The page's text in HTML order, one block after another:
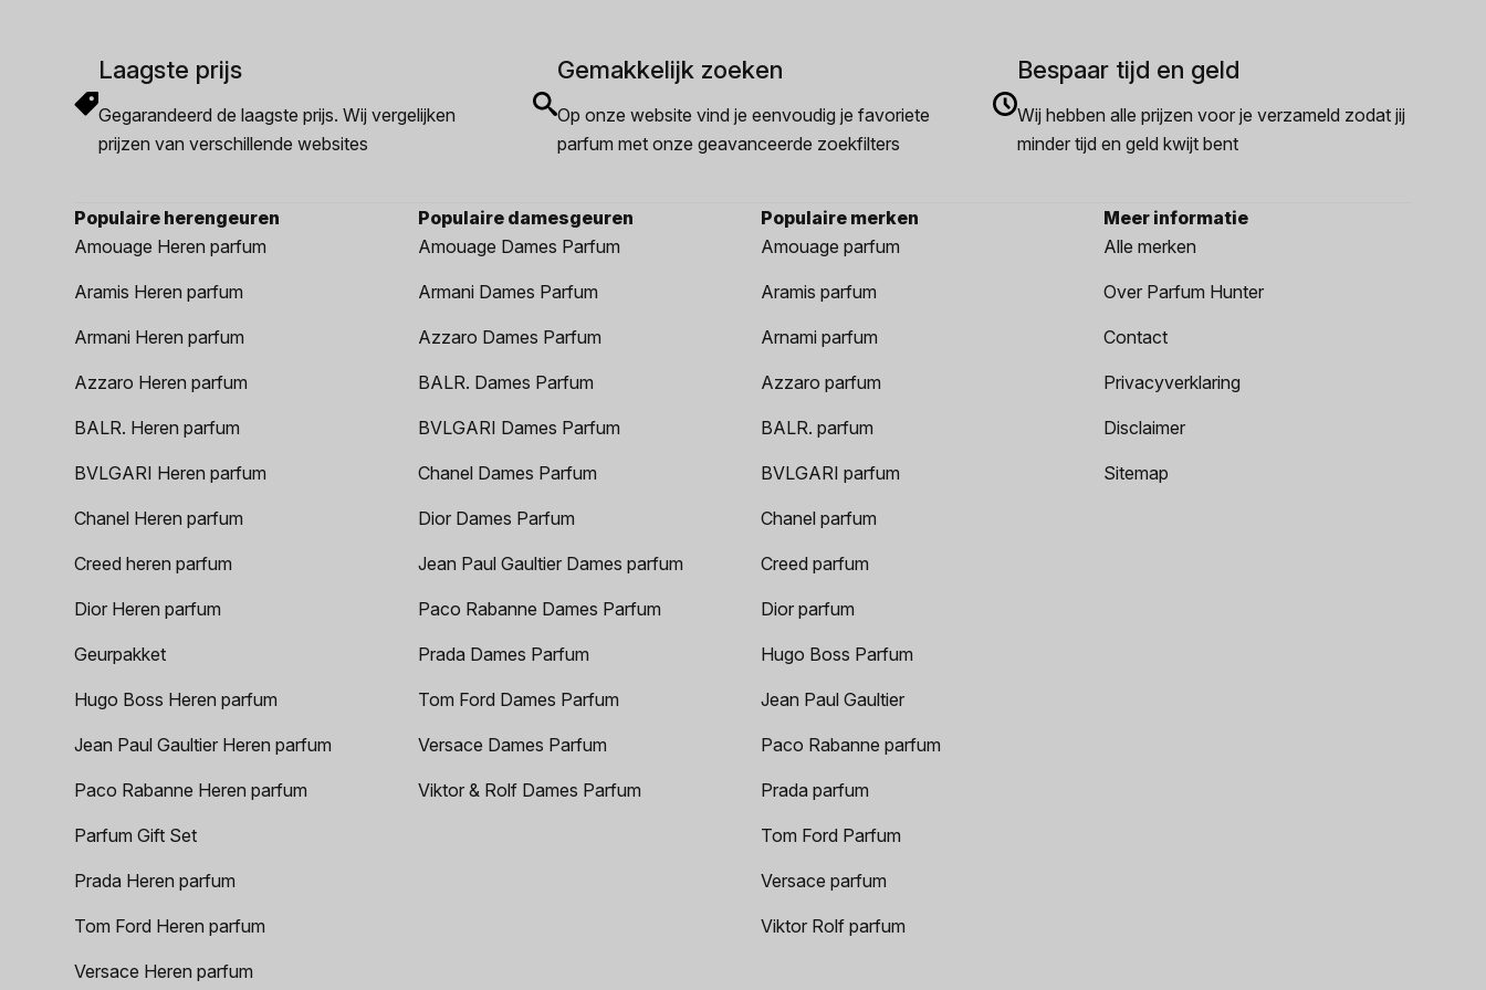
Laagste prijs
Gegarandeerd de laagste prijs. Wij vergelijken
prijzen van verschillende websites
Gemakkelijk zoeken
Op onze website vind je eenvoudig je favoriete
parfum met onze geavanceerde zoekfilters
Bespaar tijd en geld
Wij hebben alle prijzen voor je verzameld zodat jij
minder tijd en geld kwijt bent
Populaire herengeuren
Amouage Heren parfum
Aramis Heren parfum
Armani Heren parfum
Azzaro Heren parfum
BALR. Heren parfum
BVLGARI Heren parfum
Chanel Heren parfum
Creed heren parfum
Dior Heren parfum
Geurpakket
Hugo Boss Heren parfum
Jean Paul Gaultier Heren parfum
Paco Rabanne Heren parfum
Parfum Gift Set
Prada Heren parfum
Tom Ford Heren parfum
Versace Heren parfum
Populaire damesgeuren
Amouage Dames Parfum
Armani Dames Parfum
Azzaro Dames Parfum
BALR. Dames Parfum
BVLGARI Dames Parfum
Chanel Dames Parfum
Dior Dames Parfum
Jean Paul Gaultier Dames parfum
Paco Rabanne Dames Parfum
Prada Dames Parfum
Tom Ford Dames Parfum
Versace Dames Parfum
Viktor & Rolf Dames Parfum
Populaire merken
Amouage parfum
Aramis parfum
Arnami parfum
Azzaro parfum
BALR. parfum
BVLGARI parfum
Chanel parfum
Creed parfum
Dior parfum
Hugo Boss Parfum
Jean Paul Gaultier
Paco Rabanne parfum
Prada parfum
Tom Ford Parfum
Versace parfum
Viktor Rolf parfum
Meer informatie
Alle merken
Over Parfum Hunter
Contact
Privacyverklaring
Disclaimer
Sitemap